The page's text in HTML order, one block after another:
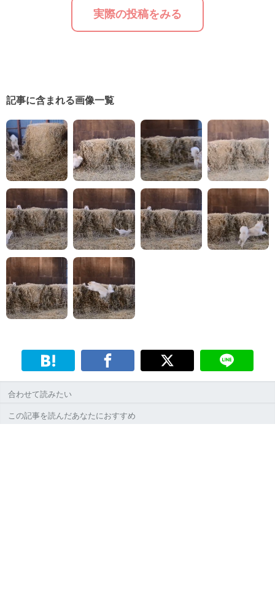
実際の投稿をみる
記事に含まれる画像一覧
合わせて読みたい
この記事を読んだあなたにおすすめ